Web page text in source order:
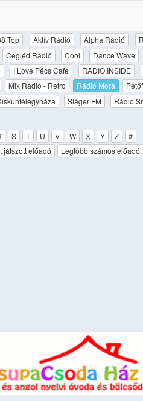
Top Aktív Rádió Alpha Rádió
Cegléd Rádió Cool Dance Wave
I Love Pécs Cafe RADIO INSIDE
Mix Rádió - Retro Rádió Mora
Sláger FM Rádió
S T U V W X Y Z
#
játszott előadó Legtöbb számos előadó